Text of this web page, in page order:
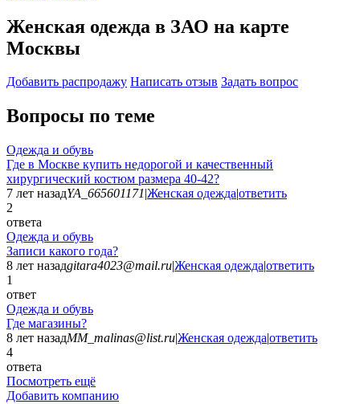
Женская одежда в ЗАО на карте
Москвы
Добавить раcпродажу Написать отзыв Задать вопрос
Вопросы по теме
Одежда и обувь
Где в Москве купить недорогой и качественный
хирургический костюм размера 40-42?
7 лет назадYA_665601171|Женская одежда|ответить
2
ответа
Одежда и обувь
Записи какого года?
8 лет назадgitara4023@mail.ru|Женская одежда|ответить
1
ответ
Одежда и обувь
Где магазины?
8 лет назадMM_malinas@list.ru|Женская одежда|ответить
4
ответа
Посмотреть ещё
Добавить компанию